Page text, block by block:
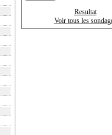
Resultat
Voir tous les